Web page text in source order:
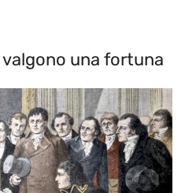
una fortuna